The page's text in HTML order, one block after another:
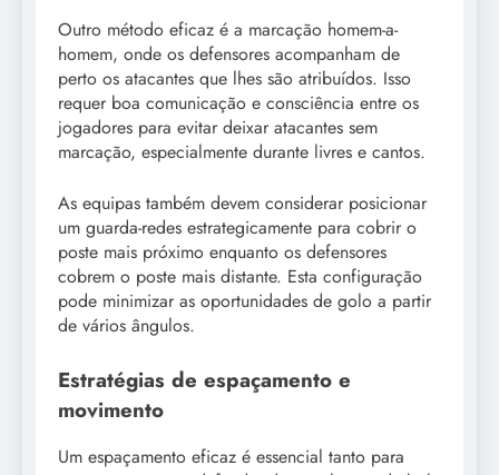
Outro método eficaz é a marcação homem-a-
homem, onde os defensores acompanham de
perto os atacantes que lhes são atribuídos. Isso
requer boa comunicação e consciência entre os
jogadores para evitar deixar atacantes sem
marcação, especialmente durante livres e cantos.
As equipas também devem considerar posicionar
um guarda-redes estrategicamente para cobrir o
poste mais próximo enquanto os defensores
cobrem o poste mais distante. Esta configuração
pode minimizar as oportunidades de golo a partir
de vários ângulos.
Estratégias de espaçamento e
movimento
Um espaçamento eficaz é essencial tanto para